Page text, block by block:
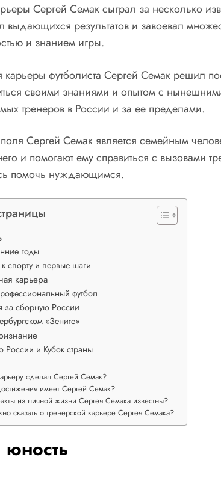
Сергей Семак сыграл за несколько
выдающихся результатов и завоевал
и знанием игры.
футболиста Сергей Семак решил
своими знаниями и опытом с
тренеров в России и за ее пределами.
Сергей Семак является семейным
и помогают ему справиться с вызовами
помочь нуждающимся.
годы
спорту и первые шаги
карьера
футбол
за сборную России
«Зените»
России и Кубок страны
сделал Сергей Семак?
имеет Сергей Семак?
из личной жизни Сергея Семака известны?
сказать о тренерской карьере Сергея Семака?
юность